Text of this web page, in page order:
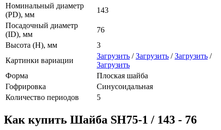
Номинальный диаметр
(PD), мм
143
Посадочный диаметр
(ID), мм
76
Высота (H), мм
3
Картинки вариации
Загрузить /Загрузить /Загрузить /
Загрузить
Форма
Плоская шайба
Гофрировка
Синусоидальная
Количество периодов
5
Как купить Шайба SH75-1 / 143 - 76